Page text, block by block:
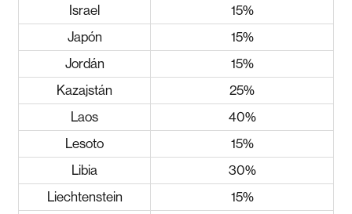
Israel
15%
Japón
15%
Jordán
15%
Kazajstán
25%
Laos
40%
Lesoto
15%
Libia
30%
Liechtenstein
15%